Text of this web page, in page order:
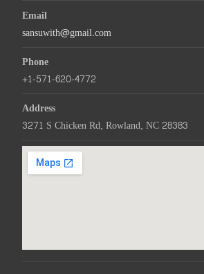
Email
sansuwith@gmail.com
Phone
+1-571-620-4772
Address
3271 S Chicken Rd, Rowland, NC 28383